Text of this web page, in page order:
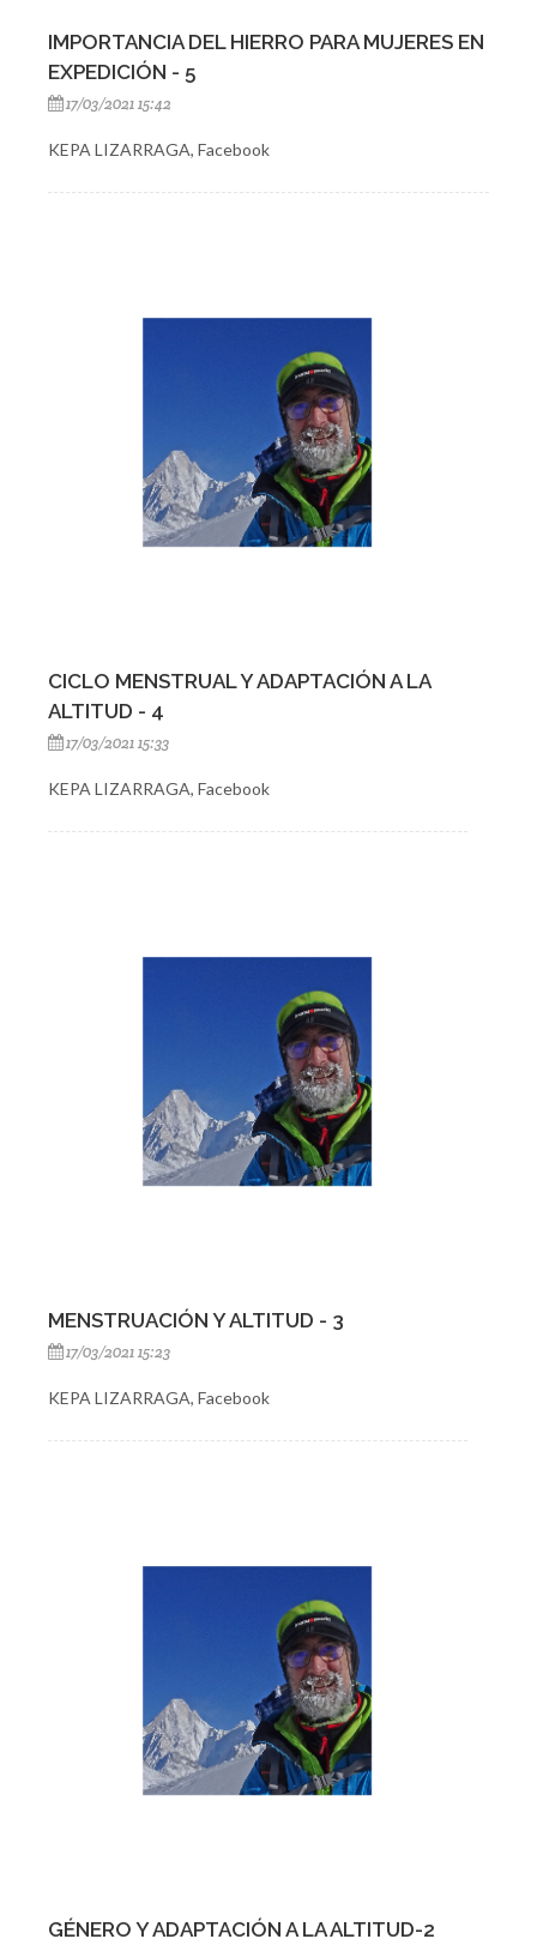
IMPORTANCIA DEL HIERRO PARA MUJERES EN
EXPEDICIÓN - 5
17/03/2021 15:42
KEPA LIZARRAGA, Facebook
CICLO MENSTRUAL Y ADAPTACIÓN A LA
ALTITUD - 4
17/03/2021 15:33
KEPA LIZARRAGA, Facebook
MENSTRUACIÓN Y ALTITUD - 3
17/03/2021 15:23
KEPA LIZARRAGA, Facebook
GÉNERO Y ADAPTACIÓN A LA ALTITUD-2